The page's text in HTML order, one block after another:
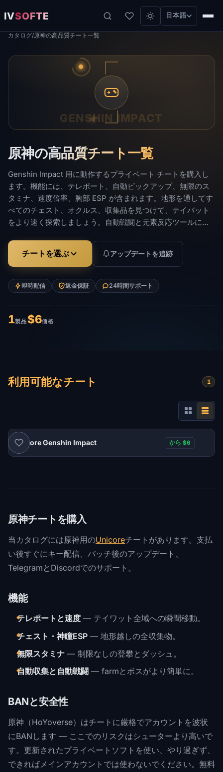
IVSOFTE 日本語
カタログ/原神の高品質チート一覧
原神の高品質チート一覧
Genshin Impact 用に動作するプライベート チートを購入し
ます。機能には、テレポート、自動ピックアップ、無限のス
タミナ、速度倍率、胸部 ESP が含まれます。地形を通してす
べてのチェスト、オクルス、収集品を見つけて、テイバット
をより速く探索しましょう。自動戦闘と元素反応ツールによ
チが適用されるたびに定期的に更新されます。禁止される可
能性は最小限です。長年にわたって検証された開発者による
高品質のソフトウェア。
チートを選ぶ アップデートを追跡
即時配信 返金保証 24時間サポート
1製品$6価格
GENSHIN IMPACT
利用可能なチート 1
Unicore Genshin Impact から $6
原神チートを購入
当カタログには原神用のUnicoreチートがあります。支払
い後すぐにキー配信、パッチ後のアップデート、
TelegramとDiscordでのサポート。
機能
テレポートと速度 — テイワット全域への瞬間移動。
チェスト・神瞳ESP — 地形越しの全収集物。
無限スタミナ — 制限なしの登攀とダッシュ。
自動収集と自動戦闘 — farmとボスがより簡単に。
BANと安全性
原神（HoYoverse）はチートに厳格でアカウントを波状
にBANします — ここでのリスクはシューターより高いで
す。更新されたプライベートソフトを使い、やり過ぎず、
できればメインアカウントでは使わないでください。無料